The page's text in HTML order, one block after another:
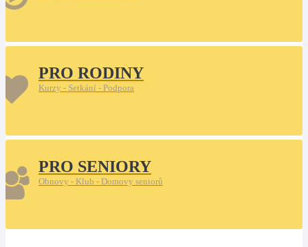
PRO RODINY
Kurzy - Setkání - Podpora
PRO SENIORY
Obnovy - Klub - Domovy seniorů